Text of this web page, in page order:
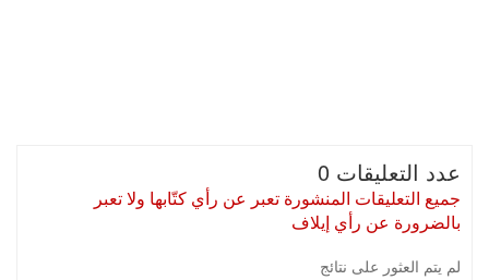
عدد التعليقات 0
جميع التعليقات المنشورة تعبر عن رأي كتّابها ولا تعبر
بالضرورة عن رأي إيلاف
لم يتم العثور على نتائج